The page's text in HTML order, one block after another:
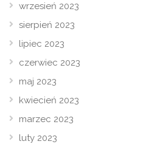
wrzesień 2023
sierpień 2023
lipiec 2023
czerwiec 2023
maj 2023
kwiecień 2023
marzec 2023
luty 2023